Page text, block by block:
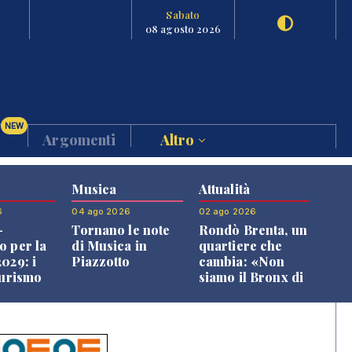
Sabato
08 agosto 2026
NEW
Argomenti Altro
per la
i
Musica
04 ago 2026
Tornano le note
di Musica in
Piazzotto
Attualità
02 ago 2026
Rondò Brenta, un
quartiere che
cambia: «Non
siamo il Bronx di